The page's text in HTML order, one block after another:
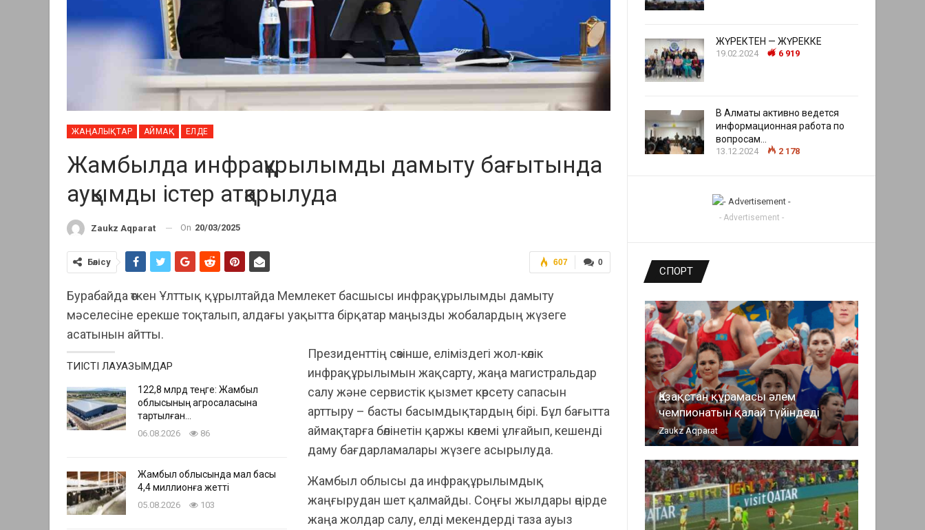
ЖАҢАЛЫҚТАР АЙМАҚ ЕЛДЕ
Жамбылда инфрақұрылымды дамыту бағытында
ауқымды істер атқарылуда
Zaukz Aqparat On 20/03/2025
0
607
Бөлісу
Бурабайда өткен Ұлттық құрылтайда Мемлекет басшысы инфрақұрылымды дамыту
мәселесіне ерекше тоқталып, алдағы уақытта бірқатар маңызды жобалардың жүзеге
асатынын айтты.
ТИІСТІ ЛАУАЗЫМДАР
122,8 млрд теңге: Жамбыл
облысының агросаласына
тартылған…
06.08.2026 86
Жамбыл облысында мал басы
4,4 миллионға жетті
05.08.2026 103
Президенттің сөзінше, еліміздегі жол-көлік
инфрақұрылымын жақсарту, жаңа магистральдар
салу және сервистік қызмет көрсету сапасын
арттыру – басты басымдықтардың бірі. Бұл бағытта
аймақтарға бөлінетін қаржы көлемі ұлғайып, кешенді
даму бағдарламалары жүзеге асырылуда.
Жамбыл облысы да инфрақұрылымдық
жаңғырудан шет қалмайды. Соңғы жылдары өңірде
жаңа жолдар салу, елді мекендерді таза ауыз
ЖҮРЕКТЕН — ЖҮРЕККЕ
19.02.2024 6 919
В Алматы активно ведется
информационная работа по
вопросам…
13.12.2024 2 178
- Advertisement -
СПОРТ
Қазақстан құрамасы әлем
чемпионатын қалай түйіндеді
Zaukz Aqparat